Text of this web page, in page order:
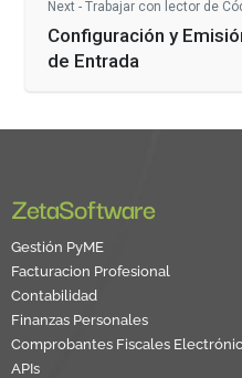
Next - Trabajar con lector de
Configuración y
de Entrada
ZetaSoftware
Gestión PyME
Facturacion Profesional
Contabilidad
Finanzas Personales
Comprobantes Fiscales
APIs